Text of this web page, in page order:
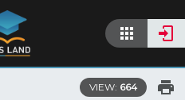
VIEW: 664